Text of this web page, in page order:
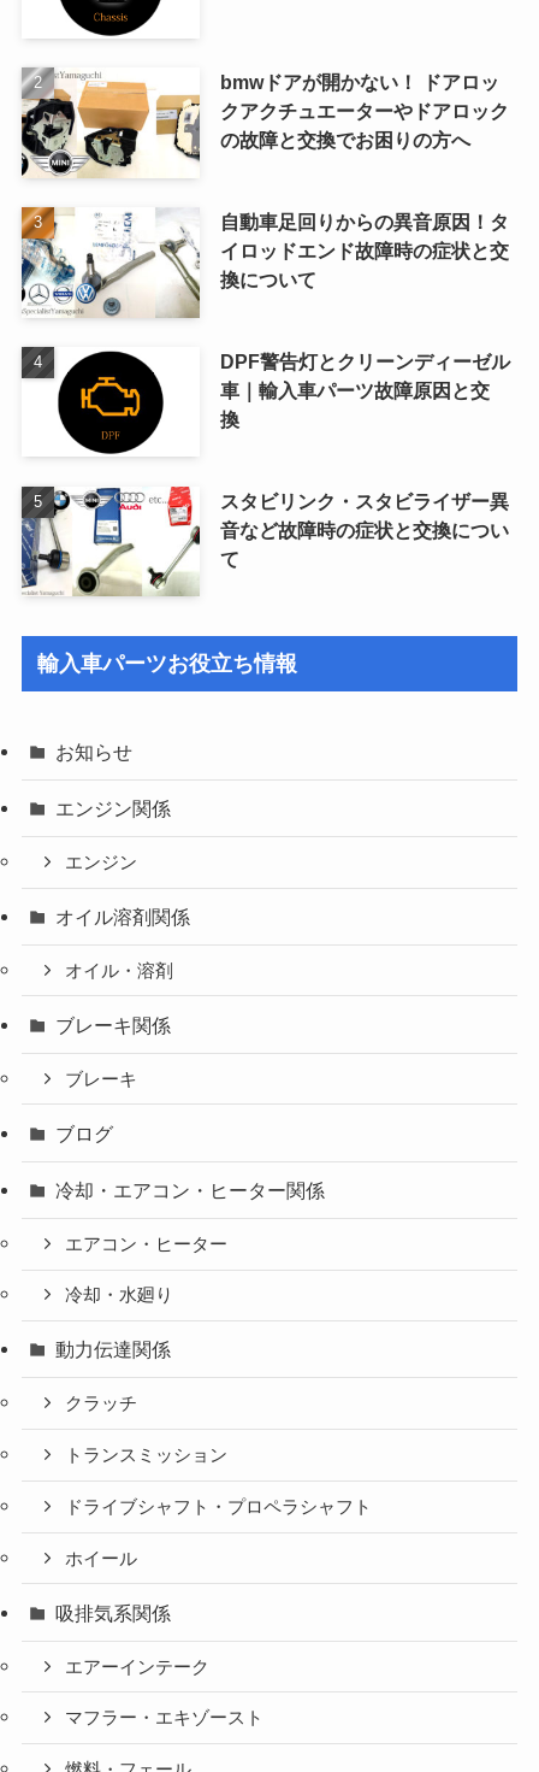
bmwドアが開かない！ ドアロッ
クアクチュエーターやドアロック
の故障と交換でお困りの方へ
自動車足回りからの異音原因！タ
イロッドエンド故障時の症状と交
換について
DPF警告灯とクリーンディーゼル
車｜輸入車パーツ故障原因と交
換
スタビリンク・スタビライザー異
音など故障時の症状と交換につい
て
輸入車パーツお役立ち情報
お知らせ
エンジン関係
エンジン
オイル溶剤関係
オイル・溶剤
ブレーキ関係
ブレーキ
ブログ
冷却・エアコン・ヒーター関係
エアコン・ヒーター
冷却・水廻り
動力伝達関係
クラッチ
トランスミッション
ドライブシャフト・プロペラシャフト
ホイール
吸排気系関係
エアーインテーク
マフラー・エキゾースト